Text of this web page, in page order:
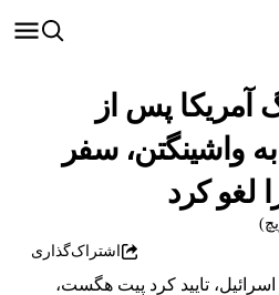
آمریکا پس از
واشینگتن، سفر
لغو کرد
اشتراک‌گذاری
اسرائیل، تایید کرد پیت هگست،